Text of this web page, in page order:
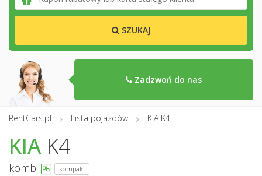
SZUKAJ
Zadzwoń do nas
RentCars.pl Lista pojazdów KIA K4
KIA K4
kombi kompakt